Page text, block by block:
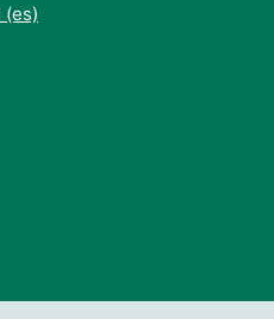
‎(es)‎